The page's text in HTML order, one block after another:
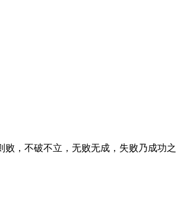
，不破不立，无败无成，失败乃成功之